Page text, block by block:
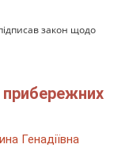
закон щодо
прибережних
Генадіївна